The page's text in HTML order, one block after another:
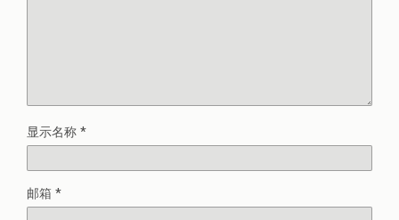
显示名称 *
邮箱 *